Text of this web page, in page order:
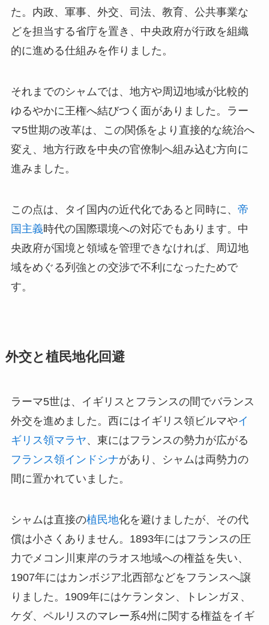
た。内政、軍事、外交、司法、教育、公共事業な
どを担当する省庁を置き、中央政府が行政を組織
的に進める仕組みを作りました。
それまでのシャムでは、地方や周辺地域が比較的
ゆるやかに王権へ結びつく面がありました。ラー
マ5世期の改革は、この関係をより直接的な統治へ
変え、地方行政を中央の官僚制へ組み込む方向に
進みました。
この点は、タイ国内の近代化であると同時に、 帝
国主義時代の国際環境への対応でもあります。中
央政府が国境と領域を管理できなければ、周辺地
域をめぐる列強との交渉で不利になったためで
す。
外交と植民地化回避
ラーマ5世は、イギリスとフランスの間でバランス
外交を進めました。西にはイギリス領ビルマやイ
ギリス領マラヤ、東にはフランスの勢力が広がる
フランス領インドシナがあり、シャムは両勢力の
間に置かれていました。
シャムは直接の植民地化を避けましたが、その代
償は小さくありません。1893年にはフランスの圧
力でメコン川東岸のラオス地域への権益を失い、
1907年にはカンボジア北西部などをフランスへ譲
りました。1909年にはケランタン、トレンガヌ、
ケダ、ペルリスのマレー系4州に関する権益をイギ